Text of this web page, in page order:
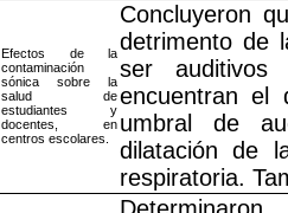
Efectos de la
contaminación
sónica sobre la
salud de
estudiantes y
docentes, en
centros escolares.
Concluyeron
detrimento de
ser
encuentran el
umbral de
dilatación de
respiratoria.